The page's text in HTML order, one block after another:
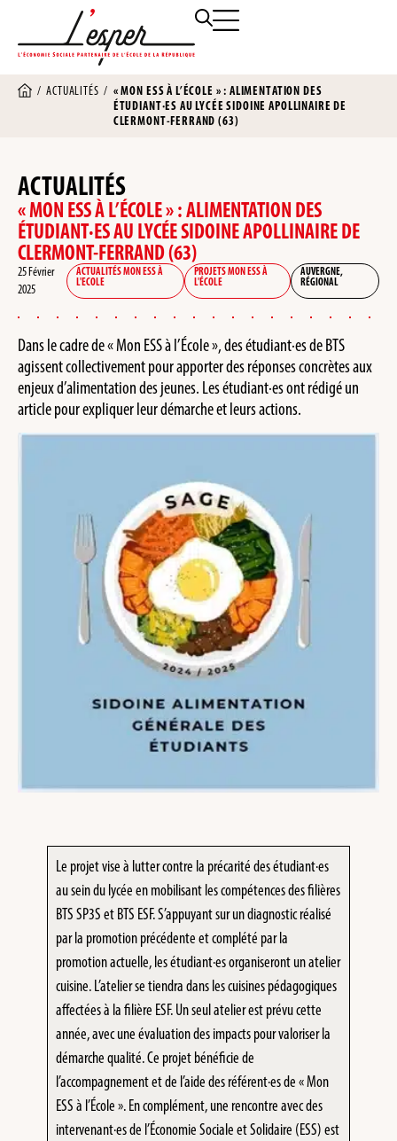
/ACTUALITÉS / « MON ESS À L’ÉCOLE » : ALIMENTATION DES
ÉTUDIANT·ES AU LYCÉE SIDOINE APOLLINAIRE DE
CLERMONT-FERRAND (63)
ACTUALITÉS
« MON ESS À L’ÉCOLE » : ALIMENTATION DES
ÉTUDIANT·ES AU LYCÉE SIDOINE APOLLINAIRE DE
CLERMONT-FERRAND (63)
25 Février
2025
ACTUALITÉS MON ESS À
L'ECOLE
PROJETS MON ESS À
L'ÉCOLE
AUVERGNE,
RÉGIONAL
Dans le cadre de « Mon ESS à l’École », des étudiant·es de BTS
agissent collectivement pour apporter des réponses concrètes aux
enjeux d’alimentation des jeunes. Les étudiant·es ont rédigé un
article pour expliquer leur démarche et leurs actions.
Le projet vise à lutter contre la précarité des étudiant·es
au sein du lycée en mobilisant les compétences des filières
BTS SP3S et BTS ESF. S’appuyant sur un diagnostic réalisé
par la promotion précédente et complété par la
promotion actuelle, les étudiant·es organiseront un atelier
cuisine. L’atelier se tiendra dans les cuisines pédagogiques
affectées à la filière ESF. Un seul atelier est prévu cette
année, avec une évaluation des impacts pour valoriser la
démarche qualité. Ce projet bénéficie de
l’accompagnement et de l’aide des référent·es de « Mon
ESS à l’École ». En complément, une rencontre avec des
intervenant·es de l’Économie Sociale et Solidaire (ESS) est